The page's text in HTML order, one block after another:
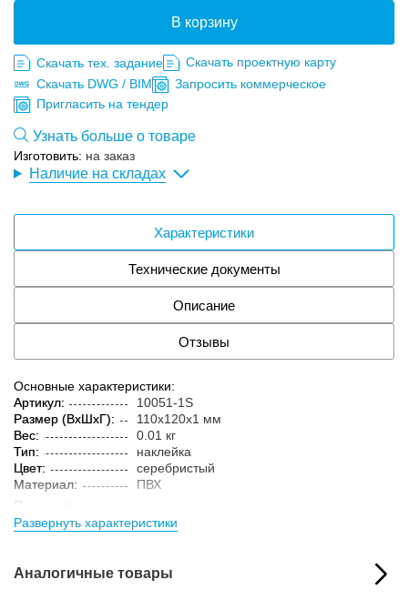
Изготовить: на заказ
В корзину
Скачать тех. задание
Скачать проектную карту
Скачать DWG / BIM
Запросить коммерческое
Пригласить на тендер
Узнать больше о товаре
Наличие на складах
Характеристики
Технические документы
Описание
Отзывы
Основные характеристики:
Артикул:
10051-1S
Размер (ВxШxГ):
110x120x1 мм
Вес:
0.01 кг
Тип:
наклейка
Цвет:
серебристый
Материал:
ПВХ
Параметры упакованного товара:
Размер (ВxШxГ):
115x125x3 мм
упаковке:
Развернуть характеристики
Аналогичные товары